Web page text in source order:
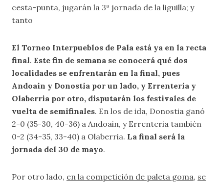
cesta-punta, jugarán la 3ª jornada de la liguilla; y
tanto
El Torneo Interpueblos de Pala está ya en la recta
final. Este fin de semana se conocerá qué dos
localidades se enfrentarán en la final, pues
Andoain y Donostia por un lado, y Errenteria y
Olaberria por otro, disputarán los festivales de
vuelta de semifinales. En los de ida, Donostia ganó
2-0 (35-30, 40-36) a Andoain, y Errenteria también
0-2 (34-35, 33-40) a Olaberria. La final será la
jornada del 30 de mayo.
Por otro lado, en la competición de paleta goma, se